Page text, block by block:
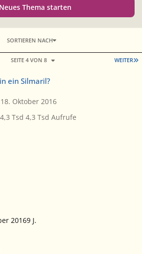
Thema starten
WEITER
SEITE 4 VON 8
SORTIEREN NACH
ein Silmaril?
18. Oktober 2016
4,3 Tsd Aufrufe
20169 J.